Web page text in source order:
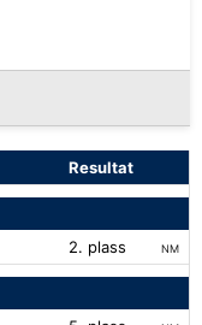
Resultat
2. plass NM